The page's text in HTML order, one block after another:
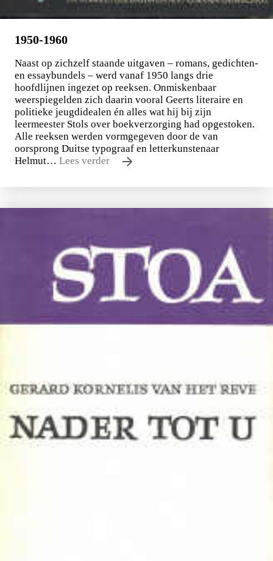
1950-1960
Naast op zichzelf staande uitgaven – romans, gedichten-
en essaybundels – werd vanaf 1950 langs drie
hoofdlijnen ingezet op reeksen. Onmiskenbaar
weerspiegelden zich daarin vooral Geerts literaire en
politieke jeugdidealen én alles wat hij bij zijn
leermeester Stols over boekverzorging had opgestoken.
Alle reeksen werden vormgegeven door de van
oorsprong Duitse typograaf en letterkunstenaar
Helmut… Lees verder